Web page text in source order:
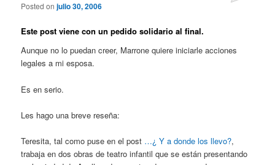
Posted onjulio 30, 2006
Este post viene con un pedido solidario al final.
Aunque no lo puedan creer, Marrone quiere iniciarle acciones
legales a mi esposa.
Es en serio.
Les hago una breve reseña:
Teresita, tal como puse en el post …¿ Y a donde los llevo?,
trabaja en dos obras de teatro infantil que se están presentando